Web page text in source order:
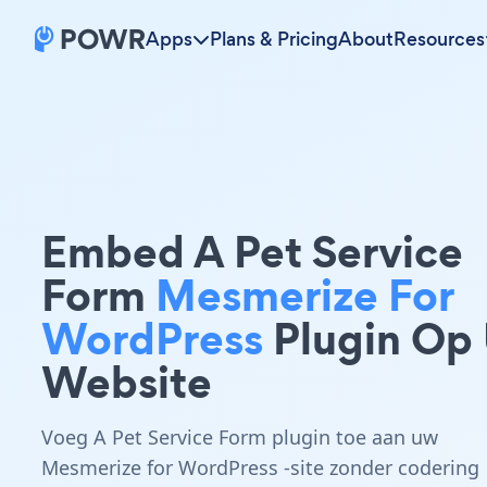
Apps Plans & PricingAboutResources
Embed A Pet Service
Form Mesmerize For
WordPress Plugin Op
Website
Voeg A Pet Service Form plugin toe aan uw
Mesmerize for WordPress -site zonder codering